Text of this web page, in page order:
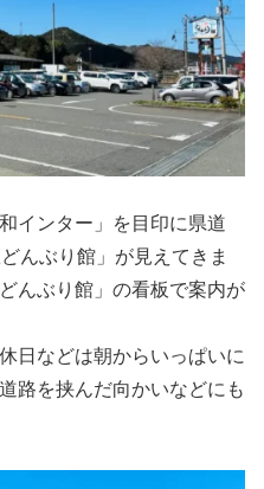
インター」を目印に県道
んぶり館」が見えてきま
んぶり館」の看板で案内が
日などは朝からいっぱいに
路を挟んだ向かいなどにも